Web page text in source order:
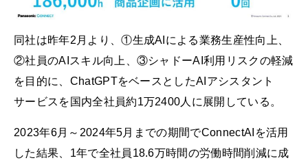
同社は昨年2月より、①生成AIによる業務生産性向上、
②社員のAIスキル向上、③シャドーAI利用リスクの軽減
を目的に、ChatGPTをベースとしたAIアシスタント
サービスを国内全社員約1万2400人に展開している。
2023年6月～2024年5月までの期間でConnectAIを活用
した結果、1年で全社員18.6万時間の労働時間削減に成